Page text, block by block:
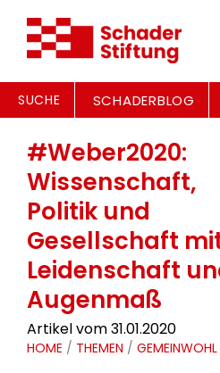
SUCHE SCHADERBLOG
#Weber2020:
Wissenschaft,
Politik und
Gesellschaft
Leidenschaft
Augenmaß
Artikel vom 31.01.2020
HOME / THEMEN /